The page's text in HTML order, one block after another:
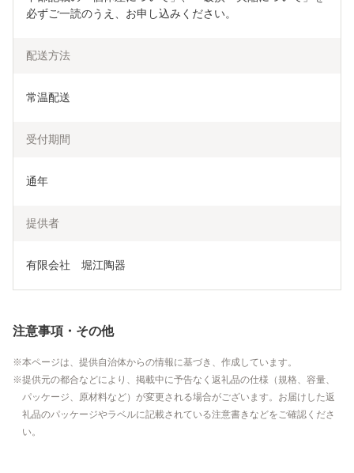
必ずご一読のうえ、お申し込みください。
配送方法
常温配送
受付期間
通年
提供者
有限会社　堀江陶器
注意事項・その他
本ページは、提供自治体からの情報に基づき、作成しています。
提供元の都合などにより、掲載中に予告なく返礼品の仕様（規格、容量、
パッケージ、原材料など）が変更される場合がございます。お届けした返
礼品のパッケージやラベルに記載されている注意書きなどをご確認くださ
い。